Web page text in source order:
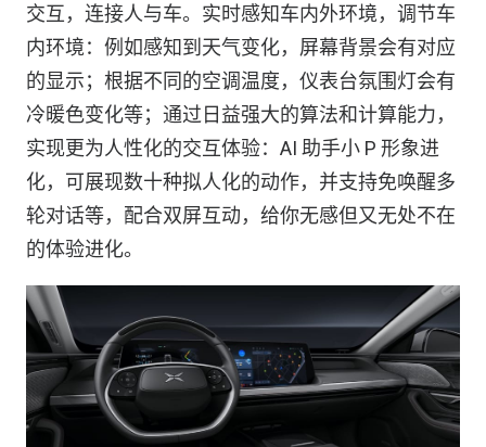
交互，连接人与车。实时感知车内外环境，调节车
内环境：例如感知到天气变化，屏幕背景会有对应
的显示；根据不同的空调温度，仪表台氛围灯会有
冷暖色变化等；通过日益强大的算法和计算能力，
实现更为人性化的交互体验：AI 助手小 P 形象进
化，可展现数十种拟人化的动作，并支持免唤醒多
轮对话等，配合双屏互动，给你无感但又无处不在
的体验进化。